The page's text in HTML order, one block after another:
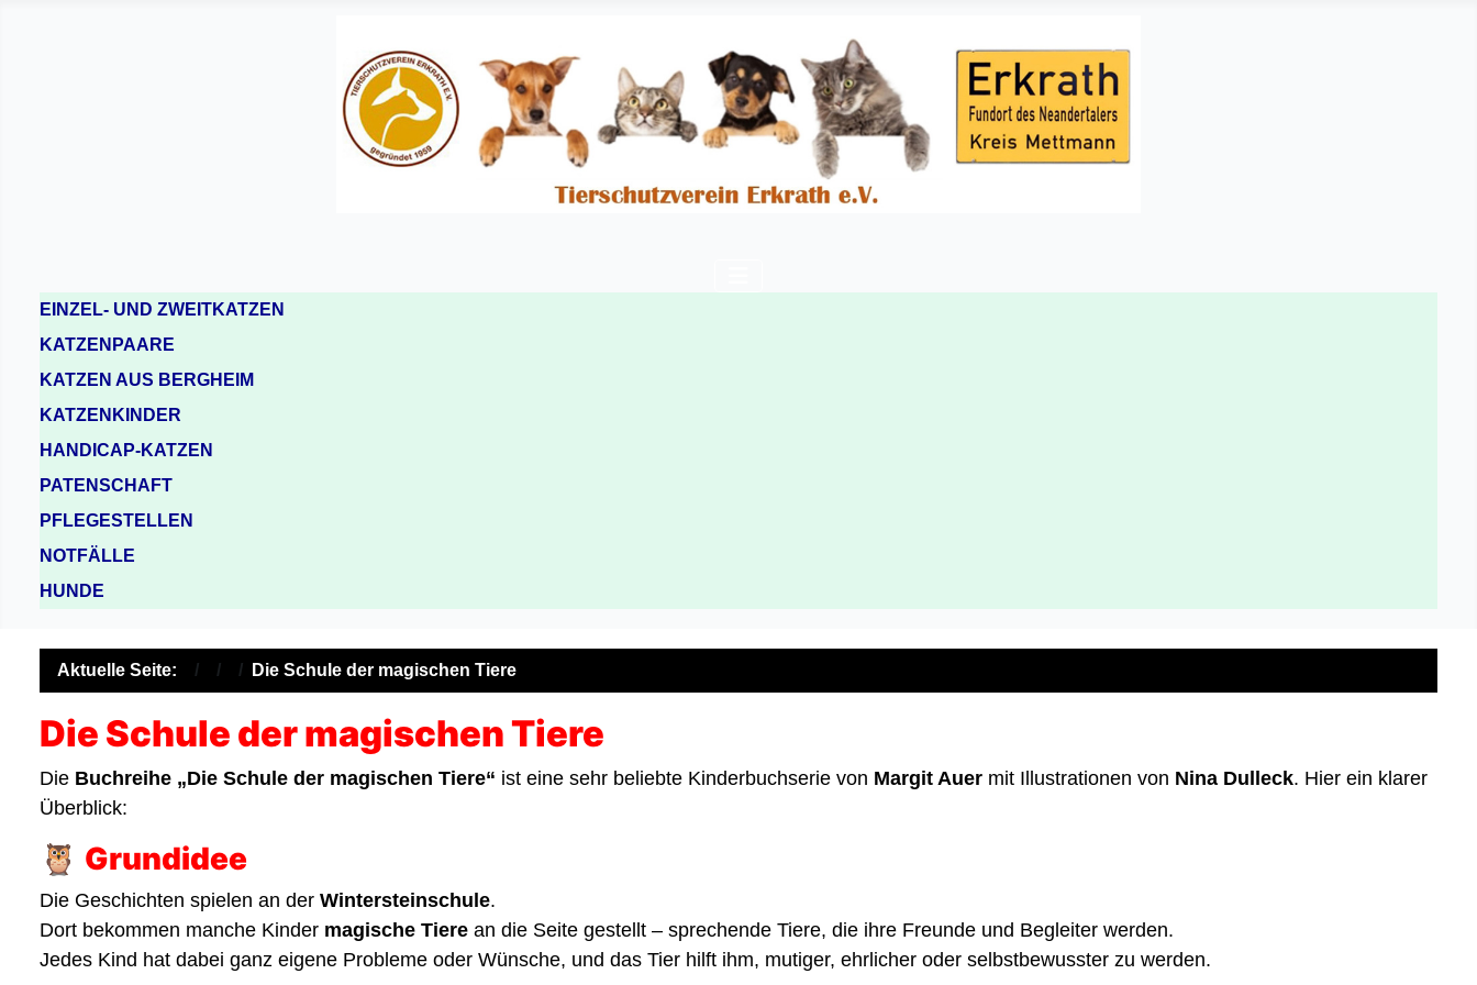
EINZEL- UND ZWEITKATZEN
KATZENPAARE
KATZEN AUS BERGHEIM
KATZENKINDER
HANDICAP-KATZEN
PATENSCHAFT
PFLEGESTELLEN
NOTFÄLLE
HUNDE
Aktuelle Seite: Die Schule der magischen Tiere
Die Schule der magischen Tiere
Die Buchreihe „Die Schule der magischen Tiere“ ist eine sehr beliebte Kinderbuchserie von Margit Auer mit Illustrationen von Nina Dulleck. Hier ein klarer
Überblick:
🦉 Grundidee
Die Geschichten spielen an der Wintersteinschule.
Dort bekommen manche Kinder magische Tiere an die Seite gestellt – sprechende Tiere, die ihre Freunde und Begleiter werden.
Jedes Kind hat dabei ganz eigene Probleme oder Wünsche, und das Tier hilft ihm, mutiger, ehrlicher oder selbstbewusster zu werden.